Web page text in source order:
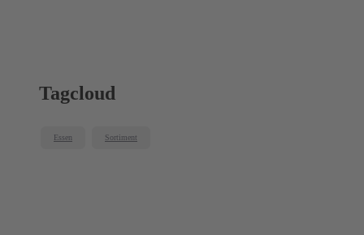
Tagcloud
Essen Sortiment